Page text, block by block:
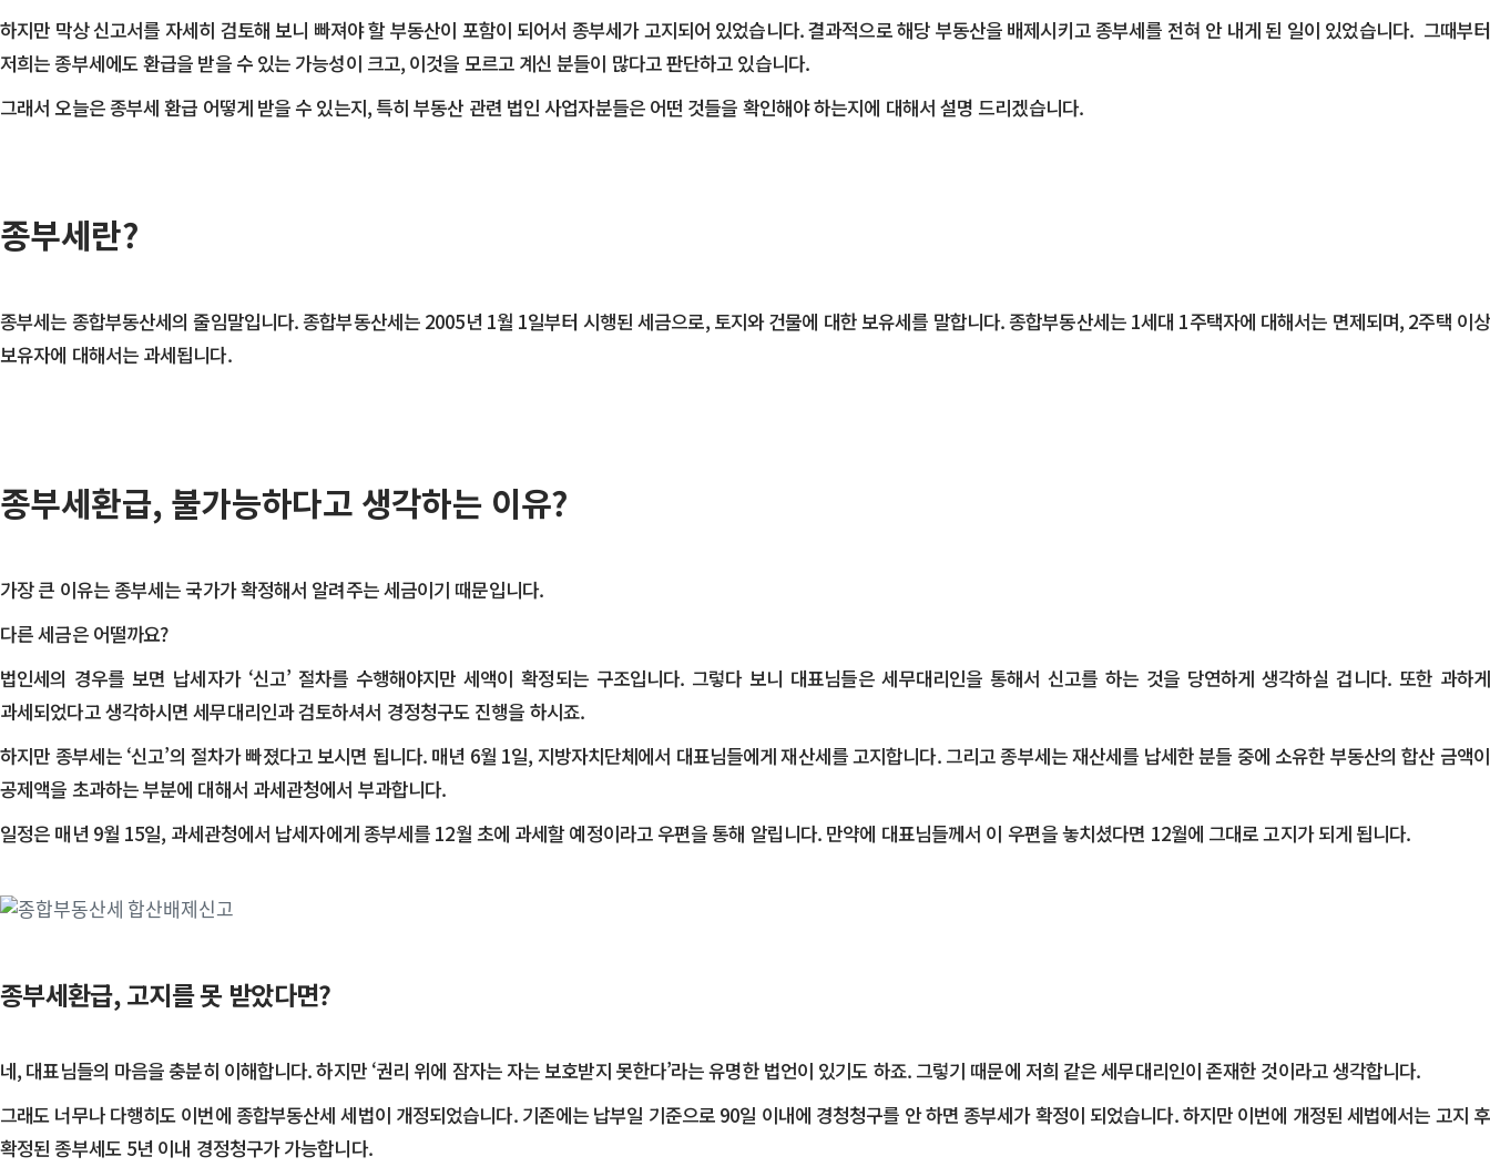
​하지만 막상 신고서를 자세히 검토해 보니 빠져야 할 부동산이 포함이 되어서 종부세가 고지되어 있었습니다. 결과적으로 해당 부동산을 배제시키고 종부세를 전혀 안 내게 된 일이 있었습니다. 그때부터
저희는 종부세에도 환급을 받을 수 있는 가능성이 크고, 이것을 모르고 계신 분들이 많다고 판단하고 있습니다.
​그래서 오늘은 종부세 환급 어떻게 받을 수 있는지, 특히 부동산 관련 법인 사업자분들은 어떤 것들을 확인해야 하는지에 대해서 설명 드리겠습니다.
종부세란?
종부세는 종합부동산세의 줄임말입니다. 종합부동산세는 2005년 1월 1일부터 시행된 세금으로, 토지와 건물에 대한 보유세를 말합니다. 종합부동산세는 1세대 1주택자에 대해서는 면제되며, 2주택 이상
보유자에 대해서는 과세됩니다.
종부세환급, 불가능하다고 생각하는 이유?
가장 큰 이유는 종부세는 국가가 확정해서 알려주는 세금이기 때문입니다.
다른 세금은 어떨까요?
​법인세의 경우를 보면 납세자가 ‘신고’ 절차를 수행해야지만 세액이 확정되는 구조입니다. 그렇다 보니 대표님들은 세무대리인을 통해서 신고를 하는 것을 당연하게 생각하실 겁니다. 또한 과하게
과세되었다고 생각하시면 세무대리인과 검토하셔서 경정청구도 진행을 하시죠.
​하지만 종부세는 ‘신고’의 절차가 빠졌다고 보시면 됩니다. 매년 6월 1일, 지방자치단체에서 대표님들에게 재산세를 고지합니다. 그리고 종부세는 재산세를 납세한 분들 중에 소유한 부동산의 합산 금액이
공제액을 초과하는 부분에 대해서 과세관청에서 부과합니다.
​일정은 매년 9월 15일, 과세관청에서 납세자에게 종부세를 12월 초에 과세​할 예정이라고 우편을 통해 알립니다. 만약에 대표님들께서 이 우편을 놓치셨다면 12월에 그대로 고지가 되게 됩니다.
종부세환급, 고지를 못 받았다면?
네, 대표님들의 마음을 충분히 이해합니다. 하지만 ‘권리 위에 잠자는 자는 보호받지 못한다’라는 유명한 법언이 있기도 하죠. 그렇기 때문에 저희 같은 세무대리인이 존재한 것이라고 생각합니다.
​그래도 너무나 다행히도 이번에 종합부동산세 세법이 개정되었습니다. 기존에는 납부일 기준으로 90일 이내에 경청청구를 안 하면 종부세가 확정이 되었습니다. 하지만 이번에 개정된 세법에서는 고지 후
확정된 종부세도 5년 이내 경정청구가 가능합니다.